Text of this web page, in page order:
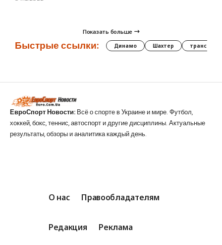
Показать больше
Быстрые ссылки: Динамо Шахтер трансферы
ЕвроСпорт Новости: Всё о спорте в Украине и мире. Футбол,
хоккей, бокс, теннис, автоспорт и другие дисциплины. Актуальные
результаты, обзоры и аналитика каждый день.
О нас Правообладателям
Редакция Реклама